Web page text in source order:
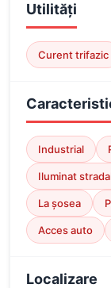
Utilități
Curent trifazic
Industrial
Iluminat
La șosea
Acces auto
Localizare